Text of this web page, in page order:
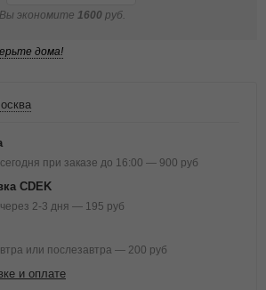
Вы экономите 1600 руб.
дома!
при заказе до 16:00 — 900 руб
CDEK
2-3 дня — 195 руб
или послезавтра — 200 руб
и оплате